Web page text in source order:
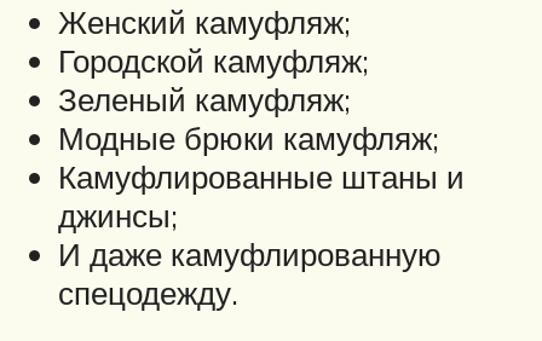
Женский камуфляж;
Городской камуфляж;
Зеленый камуфляж;
Модные брюки камуфляж;
Камуфлированные штаны и
джинсы;
И даже камуфлированную
спецодежду.